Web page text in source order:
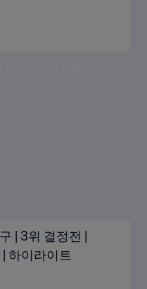
|
2022년 FIFA 클럽 월드컵 | 하이라이트